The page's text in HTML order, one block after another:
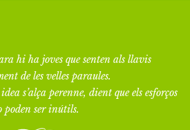
hi ha joves que senten als llavis
de les velles paraules.
s’alça perenne, dient que els esforços
poden ser inútils.